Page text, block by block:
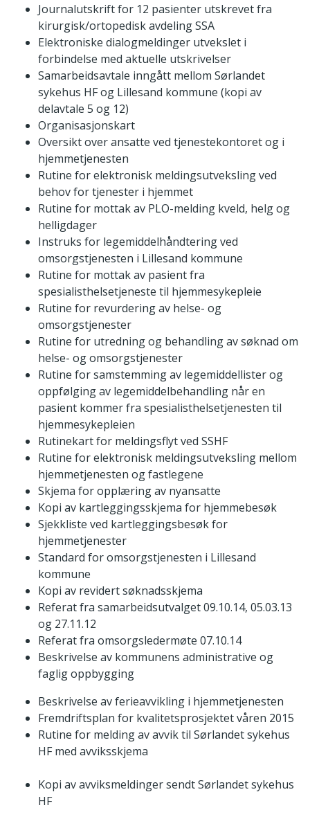
Journalutskrift for 12 pasienter utskrevet fra
kirurgisk/ortopedisk avdeling SSA
Elektroniske dialogmeldinger utvekslet i
forbindelse med aktuelle utskrivelser
Samarbeidsavtale inngått mellom Sørlandet
sykehus HF og Lillesand kommune (kopi av
delavtale 5 og 12)
Organisasjonskart
Oversikt over ansatte ved tjenestekontoret og i
hjemmetjenesten
Rutine for elektronisk meldingsutveksling ved
behov for tjenester i hjemmet
Rutine for mottak av PLO-melding kveld, helg og
helligdager
Instruks for legemiddelhåndtering ved
omsorgstjenesten i Lillesand kommune
Rutine for mottak av pasient fra
spesialisthelsetjeneste til hjemmesykepleie
Rutine for revurdering av helse- og
omsorgstjenester
Rutine for utredning og behandling av søknad om
helse- og omsorgstjenester
Rutine for samstemming av legemiddellister og
oppfølging av legemiddelbehandling når en
pasient kommer fra spesialisthelsetjenesten til
hjemmesykepleien
Rutinekart for meldingsflyt ved SSHF
Rutine for elektronisk meldingsutveksling mellom
hjemmetjenesten og fastlegene
Skjema for opplæring av nyansatte
Kopi av kartleggingsskjema for hjemmebesøk
Sjekkliste ved kartleggingsbesøk for
hjemmetjenester
Standard for omsorgstjenesten i Lillesand
kommune
Kopi av revidert søknadsskjema
Referat fra samarbeidsutvalget 09.10.14, 05.03.13
og 27.11.12
Referat fra omsorgsledermøte 07.10.14
Beskrivelse av kommunens administrative og
faglig oppbygging
Beskrivelse av ferieavvikling i hjemmetjenesten
Fremdriftsplan for kvalitetsprosjektet våren 2015
Rutine for melding av avvik til Sørlandet sykehus
HF med avviksskjema
Kopi av avviksmeldinger sendt Sørlandet sykehus
HF